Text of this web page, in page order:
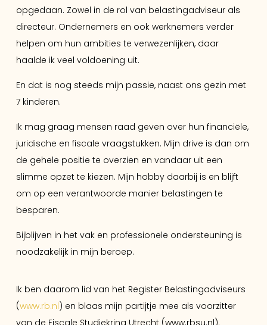
opgedaan. Zowel in de rol van belastingadviseur als
directeur. Ondernemers en ook werknemers verder
helpen om hun ambities te verwezenlijken, daar
haalde ik veel voldoening uit.
En dat is nog steeds mijn passie, naast ons gezin met
7 kinderen.
Ik mag graag mensen raad geven over hun financiële,
juridische en fiscale vraagstukken. Mijn drive is dan om
de gehele positie te overzien en vandaar uit een
slimme opzet te kiezen. Mijn hobby daarbij is en blijft
om op een verantwoorde manier belastingen te
besparen.
Bijblijven in het vak en professionele ondersteuning is
noodzakelijk in mijn beroep.
Ik ben daarom lid van het Register Belastingadviseurs
(www.rb.nl) en blaas mijn partijtje mee als voorzitter
van de Fiscale Studiekring Utrecht (www.rbsu.nl).